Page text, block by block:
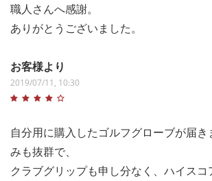
職人さんへ感謝。
ありがとうございました。
お客様より
2019/07/11, 10:30
自分用に購入したゴルフグローブが届
みも抜群で、
クラブグリップも申し分なく、ハイス